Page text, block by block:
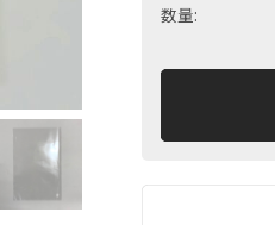
数量: